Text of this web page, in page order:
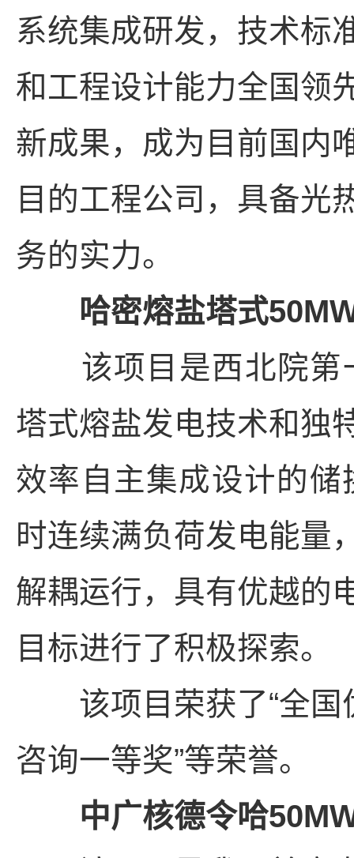
系统集成研发，技术标
和工程设计能力全国领
新成果，成为目前国内
目的工程公司，具备光
务的实力。
哈密熔盐塔式50MW
该项目是西北院第
塔式熔盐发电技术和独
效率自主集成设计的
时连续满负荷发电能量
解耦运行，具有优越的
目标进行了积极探索。
该项目荣获了“全国
咨询一等奖”等荣誉。
中广核德令哈50MW